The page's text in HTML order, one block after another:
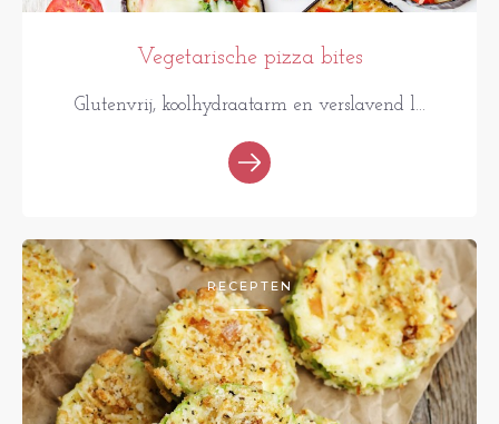
Vegetarische pizza bites
Glutenvrij, koolhydraatarm en verslavend l...
RECEPTEN